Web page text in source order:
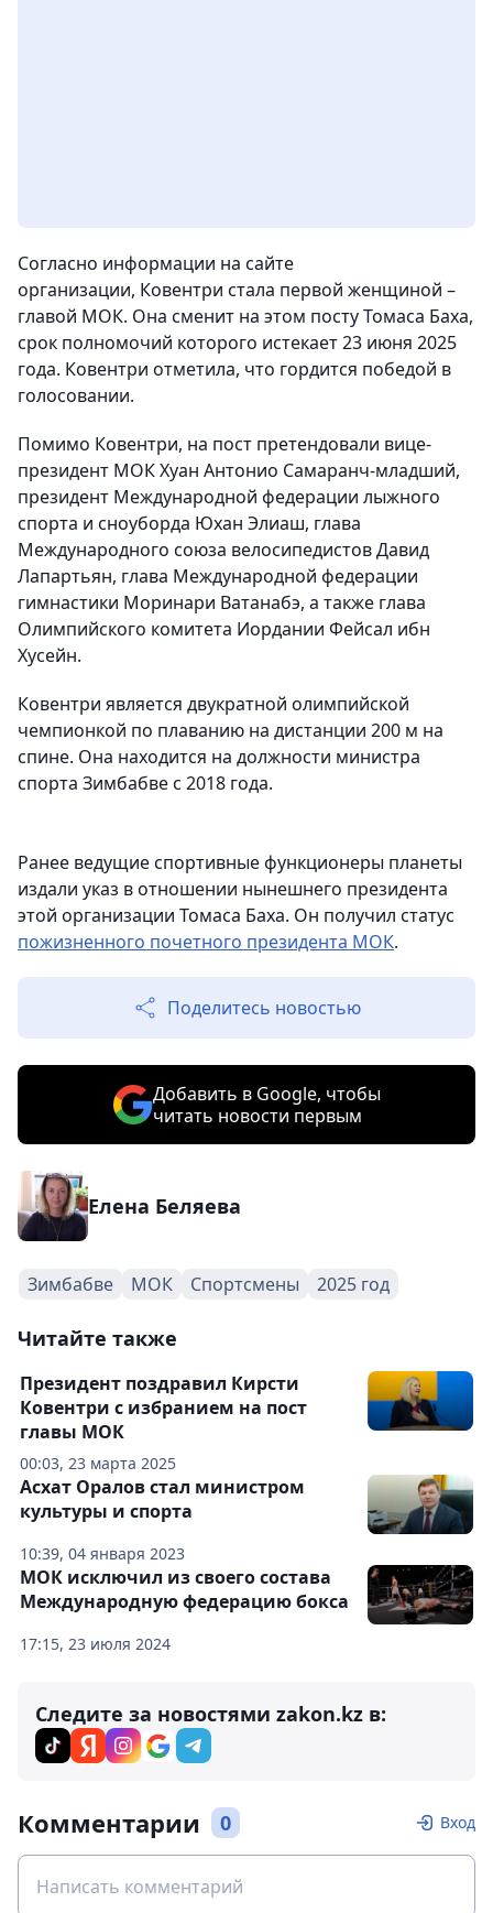
Согласно информации на сайте
организации, Ковентри стала первой женщиной –
главой МОК. Она сменит на этом посту Томаса Баха,
срок полномочий которого истекает 23 июня 2025
года. Ковентри отметила, что гордится победой в
голосовании.
Помимо Ковентри, на пост претендовали вице-
президент МОК Хуан Антонио Самаранч-младший,
президент Международной федерации лыжного
спорта и сноуборда Юхан Элиаш, глава
Международного союза велосипедистов Давид
Лапартьян, глава Международной федерации
гимнастики Моринари Ватанабэ, а также глава
Олимпийского комитета Иордании Фейсал ибн
Хусейн.
Ковентри является двукратной олимпийской
чемпионкой по плаванию на дистанции 200 м на
спине. Она находится на должности министра
спорта Зимбабве с 2018 года.
Ранее ведущие спортивные функционеры планеты
издали указ в отношении нынешнего президента
этой организации Томаса Баха. Он получил статус
пожизненного почетного президента МОК.
Поделитесь новостью
Добавить в Google, чтобы
читать новости первым
Елена Беляева
Зимбабве МОК Спортсмены 2025 год
Читайте также
00:03, 23 марта 2025
Президент поздравил Кирсти
Ковентри с избранием на пост
главы МОК
10:39, 04 января 2023
Асхат Оралов стал министром
культуры и спорта
17:15, 23 июля 2024
МОК исключил из своего состава
Международную федерацию бокса
Следите за новостями zakon.kz в:
Комментарии 0 Вход